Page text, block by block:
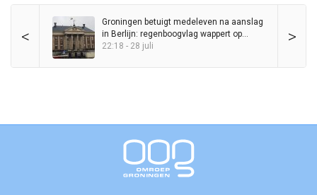
< >
Groningen betuigt medeleven na aanslag
in Berlijn: regenboogvlag wappert op
Stadhuis
22:18 - 28 juli